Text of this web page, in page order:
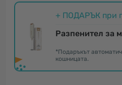
+ ПОДАРЪК при
Разпенител за
*Подаръкът
кошницата.